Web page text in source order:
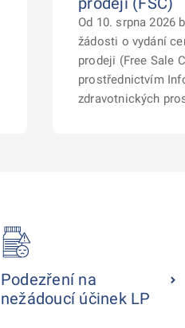
Od 10. srpna 2026
žádosti o vydání
prodeji (Free Sale
prostřednictvím
zdravotnických
Podezření na
nežádoucí účinek LP